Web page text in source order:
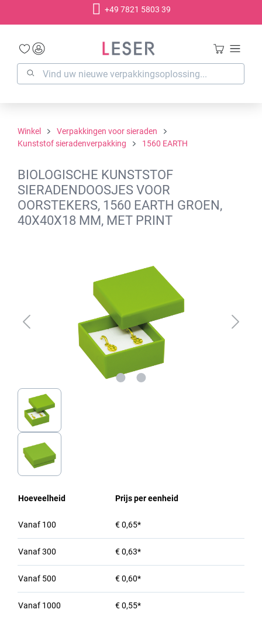
+49 7821 5803 39
Winkel
Verpakkingen voor sieraden
Kunststof sieradenverpakking
1560 EARTH
BIOLOGISCHE KUNSTSTOF
SIERADENDOOSJES VOOR
OORSTEKERS, 1560 EARTH GROEN,
40X40X18 MM, MET PRINT
Hoeveelheid Prijs per eenheid
Vanaf 100 € 0,65*
Vanaf300 € 0,63*
Vanaf 500 € 0,60*
Vanaf 1000 € 0,55*